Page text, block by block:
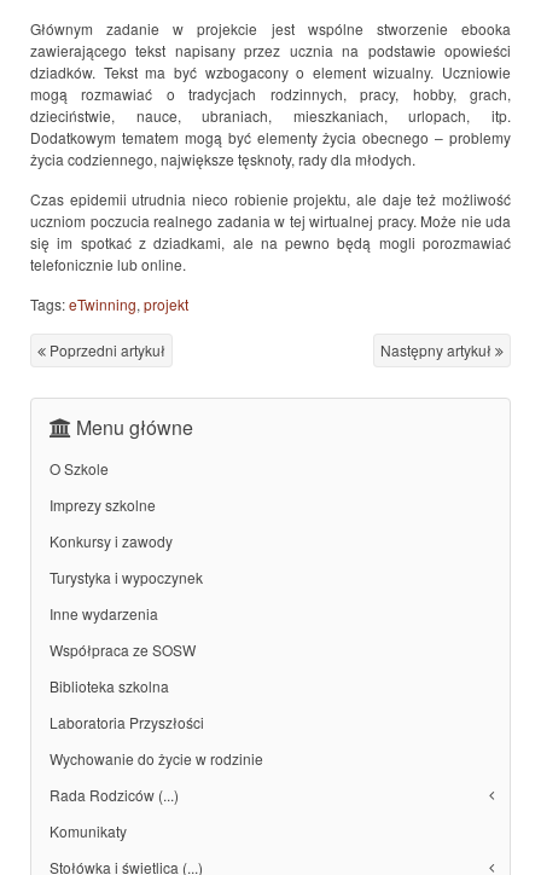
Głównym zadanie w projekcie jest wspólne stworzenie ebooka
zawierającego tekst napisany przez ucznia na podstawie opowieści
dziadków. Tekst ma być wzbogacony o element wizualny. Uczniowie
mogą rozmawiać o tradycjach rodzinnych, pracy, hobby, grach,
dzieciństwie, nauce, ubraniach, mieszkaniach, urlopach, itp.
Dodatkowym tematem mogą być elementy życia obecnego – problemy
życia codziennego, największe tęsknoty, rady dla młodych.
Czas epidemii utrudnia nieco robienie projektu, ale daje też możliwość
uczniom poczucia realnego zadania w tej wirtualnej pracy. Może nie uda
się im spotkać z dziadkami, ale na pewno będą mogli porozmawiać
telefonicznie lub online.
Tags:eTwinning, projekt
Poprzedni artykuł Następny artykuł
Menu główne
O Szkole
Imprezy szkolne
Konkursy i zawody
Turystyka i wypoczynek
Inne wydarzenia
Współpraca ze SOSW
Biblioteka szkolna
Laboratoria Przyszłości
Wychowanie do życie w rodzinie
Rada Rodziców (...)
Komunikaty
Stołówka i świetlica (...)